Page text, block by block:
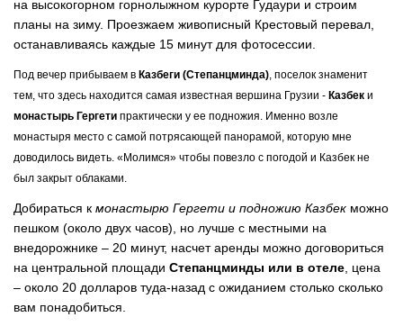
на высокогорном горнолыжном курорте Гудаури и строим
планы на зиму. Проезжаем живописный Крестовый перевал,
останавливаясь каждые 15 минут для фотосессии.
Под вечер прибываем в Казбеги (Степанцминда) , поселок знаменит
тем, что здесь находится самая известная вершина Грузии - Казбек и
монастырь Гергети практически у ее подножия. Именно возле
монастыря место с самой потрясающей панорамой, которую мне
доводилось видеть. «Молимся» чтобы повезло с погодой и Казбек не
был закрыт облаками.
Добираться к монастырю Гергети и подножию Казбек можно
пешком (около двух часов), но лучше с местными на
внедорожнике – 20 минут, насчет аренды можно договориться
на центральной площади Степанцминды или в отеле , цена
– около 20 долларов туда-назад с ожиданием столько сколько
вам понадобиться.